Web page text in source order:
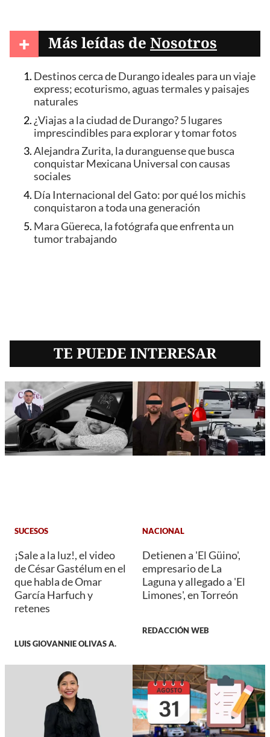
+ Más leídas de Nosotros
Destinos cerca de Durango ideales para un viaje
express; ecoturismo, aguas termales y paisajes
naturales
¿Viajas a la ciudad de Durango? 5 lugares
imprescindibles para explorar y tomar fotos
Alejandra Zurita, la duranguense que busca
conquistar Mexicana Universal con causas
sociales
Día Internacional del Gato: por qué los michis
conquistaron a toda una generación
Mara Güereca, la fotógrafa que enfrenta un
tumor trabajando
TE PUEDE INTERESAR
SUCESOS
¡Sale a la luz!, el video
de César Gastélum en el
que habla de Omar
García Harfuch y
retenes
LUIS GIOVANNIE OLIVAS A.
NACIONAL
Detienen a 'El Güino',
empresario de La
Laguna y allegado a 'El
Limones', en Torreón
REDACCIÓN WEB